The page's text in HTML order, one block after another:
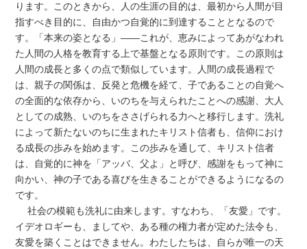
ります。このときから、人の生涯の目的は、最初から人間が目
指すべき目的に、自由かつ自覚的に到達することとなるので
す。「本来の姿となる」――これが、恵みによってあがなわれ
た人間の人格を教育する上で基盤となる原則です。この原則は
人間の成長と多くの点で類似しています。人間の成長過程で
は、親子の関係は、反発と危機を経て、子であることの自覚へ
の全面的な依存から、いのちを与えられたことへの感謝、大人
としての成熟、いのちをささげられる力へと移行します。洗礼
によって新たないのちに生まれたキリスト信者も、信仰におけ
る成長の歩みを始めます。この歩みを通して、キリスト信者
は、自覚的に神を「アッバ、父よ」と呼び、感謝をもって神に
向かい、神の子である喜びを生きることができるようになるの
です。
社会の模範も洗礼に由来します。すなわち、「友愛」です。
イデオロギーも、ましてや、ある種の権力者が定めた法令も、
友愛を築くことはできません。わたしたちは、自らが唯一の天